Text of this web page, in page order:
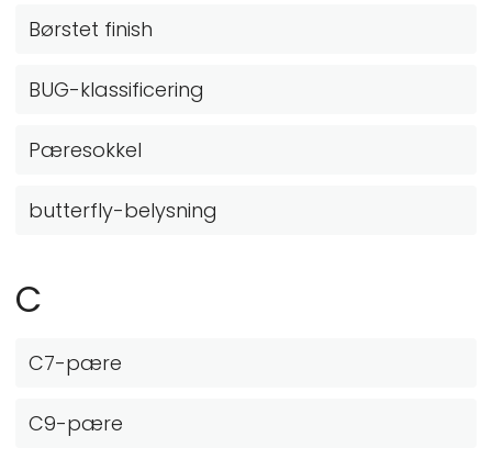
Børstet finish
BUG-klassificering
Pæresokkel
butterfly-belysning
C
C7-pære
C9-pære